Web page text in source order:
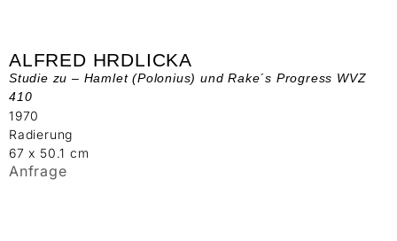
ALFRED HRDLICKA
Studie zu – Hamlet (Polonius) und Rake´s Progress WVZ
410
1970
Radierung
67 x 50.1 cm
Anfrage